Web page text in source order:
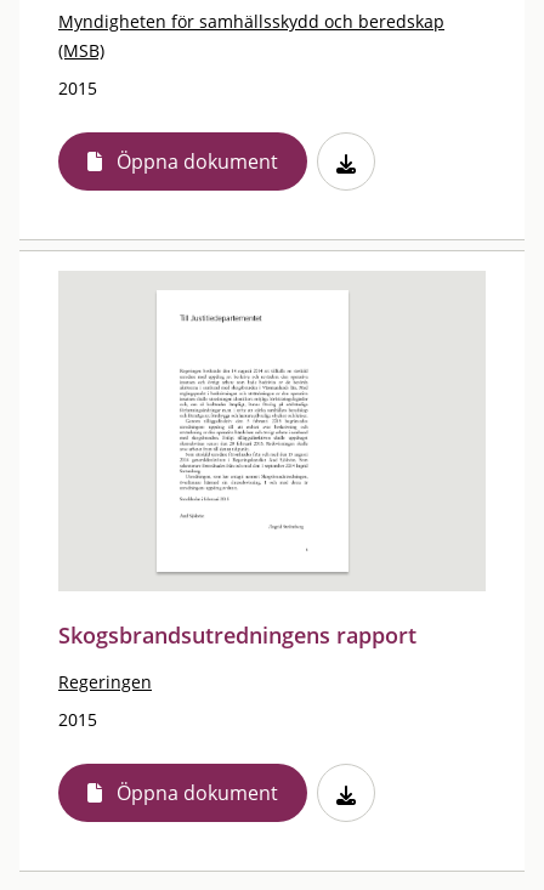
Myndigheten för samhällsskydd och beredskap
(MSB)
2015
Öppna dokument
Skogsbrandsutredningens rapport
Regeringen
2015
Öppna dokument